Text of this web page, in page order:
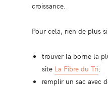
croissance.
Pour cela, rien de plus
trouver la borne la
site La Fibre du Tri.
remplir un sac avec